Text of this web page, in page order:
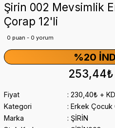
Şirin 002 Mevsimlik
Çorap 12'li
0 puan - 0 yorum
%20
253,44₺
Fiyat
230,40₺ +
Kategori
Erkek Çocuk
Marka
ŞİRİN